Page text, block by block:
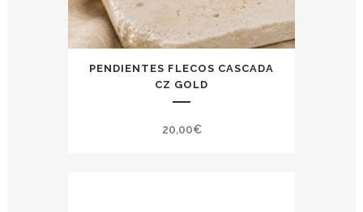
PENDIENTES FLECOS CASCADA
CZ GOLD
20,00€